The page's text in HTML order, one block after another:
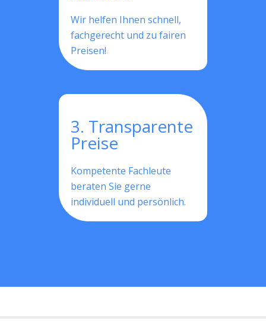
Wir helfen Ihnen schnell,
fachgerecht und zu fairen
Preisen!
3. Transparente
Preise
Kompetente Fachleute
beraten Sie gerne
individuell und persönlich.